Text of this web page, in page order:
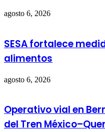
agosto 6, 2026
SESA fortalece
alimentos
agosto 6, 2026
Operativo vial en
del Tren